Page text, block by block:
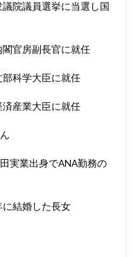
院議員選挙に当選し国
官房副長官に就任
科学大臣に就任
産業大臣に就任
実業出身でANA勤務の
結婚した長女